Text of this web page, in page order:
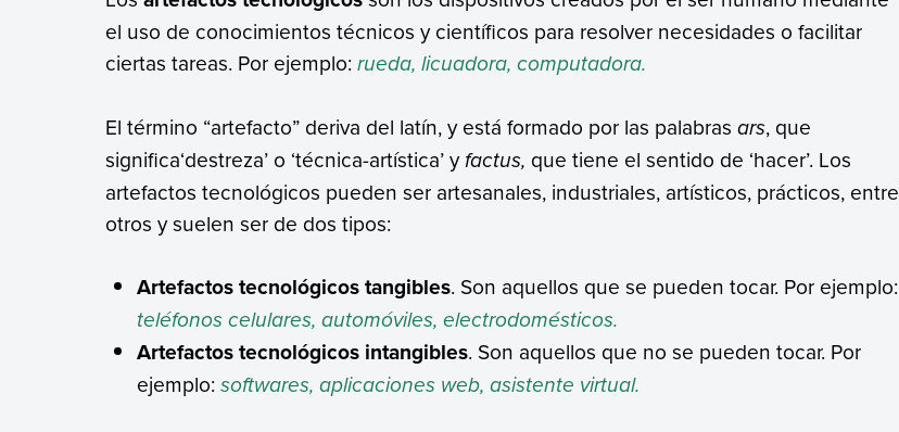
el uso de conocimientos técnicos y científicos para resolver necesidades o facilitar
ciertas tareas. Por ejemplo: rueda, licuadora, computadora.
El término “artefacto” deriva del latín, y está formado por las palabras ars, que
significa‘destreza’ o ‘técnica-artística’ yfactus, que tiene el sentido de ‘hacer’. Los
artefactos tecnológicos pueden ser artesanales, industriales, artísticos, prácticos, entre
otros y suelen ser de dos tipos:
Artefactos tecnológicos tangibles. Son aquellos que se pueden tocar. Por ejemplo:
teléfonos celulares, automóviles, electrodomésticos.
Artefactos tecnológicos intangibles. Son aquellos que no se pueden tocar. Por
ejemplo:softwares, aplicaciones web, asistente virtual.